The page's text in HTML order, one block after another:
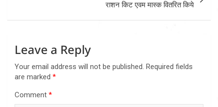
राशन किट एवम मास्क वितरित किये
Leave a Reply
Your email address will not be published. Required fields
are marked *
Comment *